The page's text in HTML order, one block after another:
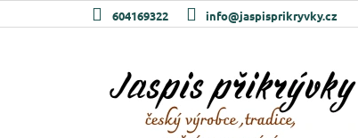
na
604169322 info@jaspisprikryvky.cz